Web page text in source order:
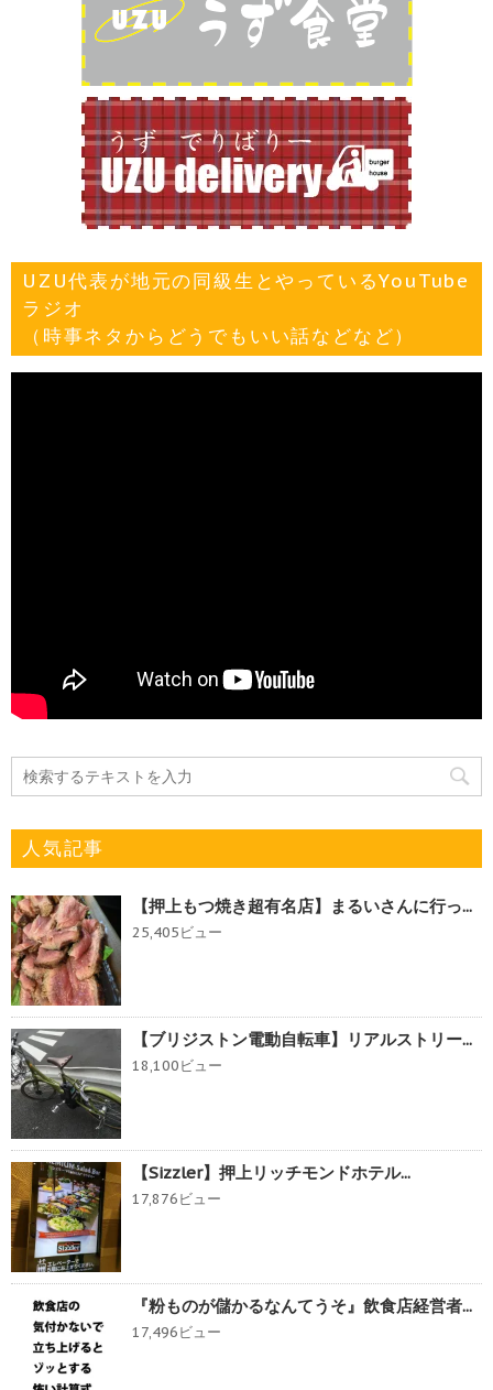
UZU代表が地元の同級生とやっているYouTube
ラジオ
（時事ネタからどうでもいい話などなど）
人気記事
【押上もつ焼き超有名店】まるいさんに行っ...
25,405ビュー
【ブリジストン電動自転車】リアルストリー...
18,100ビュー
【Sizzler】押上リッチモンドホテル...
17,876ビュー
『粉ものが儲かるなんてうそ』飲食店経営者...
17,496ビュー